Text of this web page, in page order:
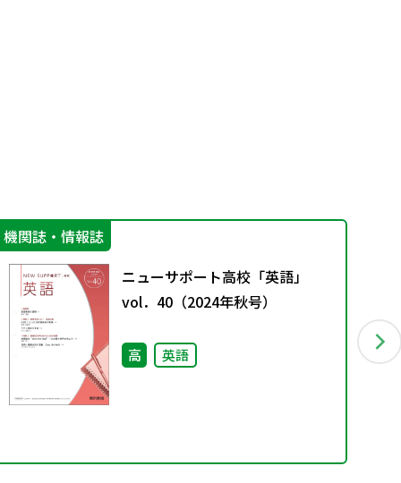
機関誌・情報誌
ニューサポート高校「英語」
vol．40（2024年秋号）
高 英語